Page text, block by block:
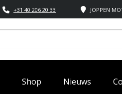
JOPPEN
+31 40 206 20 33
Shop Nieuws